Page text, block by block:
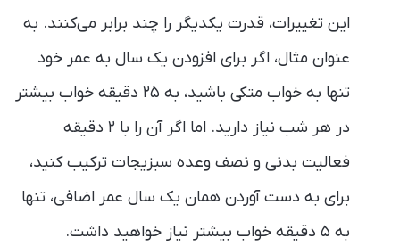
این تغییرات، قدرت یکدیگر را چند برابر می‌کنند. به
عنوان مثال، اگر برای افزودن یک سال به عمر خود
تنها به خواب متکی باشید، به ۲۵ دقیقه خواب بیشتر
در هر شب نیاز دارید. اما اگر آن را با ۲ دقیقه
فعالیت بدنی و نصف وعده سبزیجات ترکیب کنید،
برای به دست آوردن همان یک سال عمر اضافی، تنها
به ۵ دقیقه خواب بیشتر نیاز خواهید داشت.